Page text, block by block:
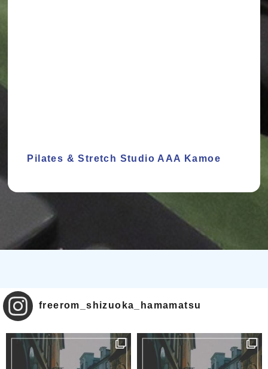
Pilates & Stretch Studio AAA Kamoe
freerom_shizuoka_hamamatsu